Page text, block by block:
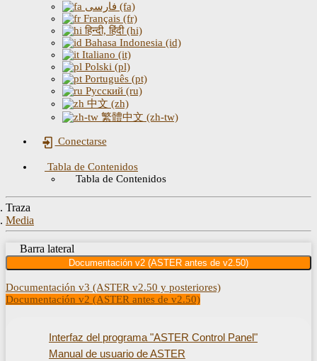
فارسی (fa)
Français (fr)
हिन्दी, हिंदी (hi)
Bahasa Indonesia (id)
Italiano (it)
Polski (pl)
Português (pt)
Русский (ru)
中文 (zh)
繁體中文 (zh-tw)
Conectarse
Tabla de Contenidos
Tabla de Contenidos
Traza
Media
Barra lateral
Documentación v2 (ASTER antes de v2.50)
Documentación v3 (ASTER v2.50 y posteriores)
Documentación v2 (ASTER antes de v2.50)
Interfaz del programa "ASTER Control Panel"
Manual de usuario de ASTER